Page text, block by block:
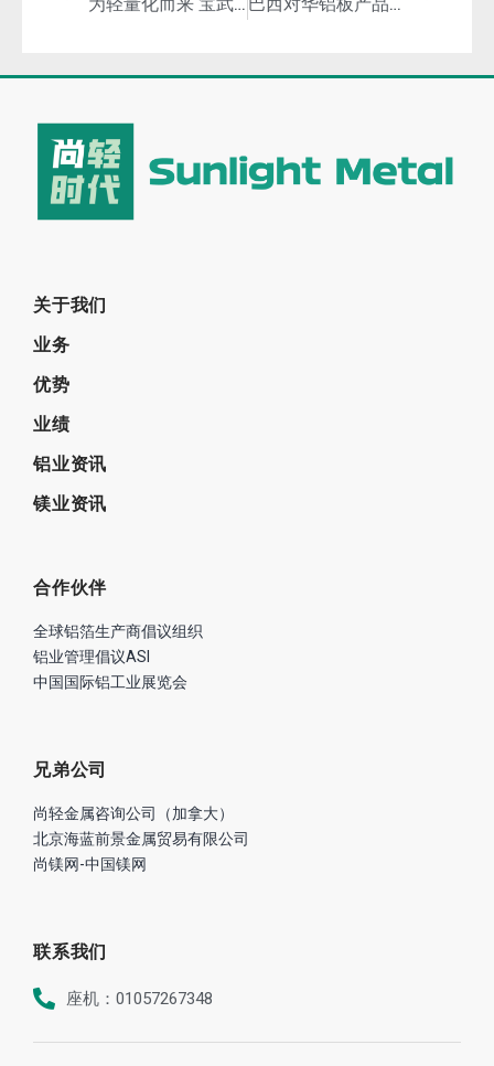
关于我们
业务
优势
业绩
铝业资讯
镁业资讯
合作伙伴
全球铝箔生产商倡议组织
铝业管理倡议ASI
中国国际铝工业展览会
兄弟公司
尚轻金属咨询公司（加拿大）
北京海蓝前景金属贸易有限公司
尚镁网-中国镁网
联系我们
座机：01057267348